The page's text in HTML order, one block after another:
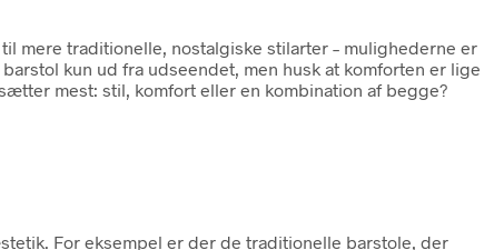
mere traditionelle, nostalgiske stilarter – mulighederne er
kun ud fra udseendet, men husk at komforten er lige
mest: stil, komfort eller en kombination af begge?
For eksempel er der de traditionelle barstole, der